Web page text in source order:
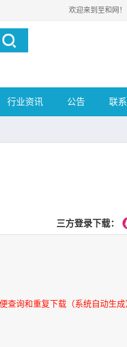
欢迎来到至和网！
行业资讯 公告 联系
三方登录下载：
查询和重复下载（系统自动生成